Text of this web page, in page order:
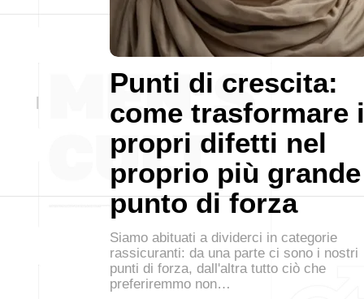
Punti di crescita:
come trasformare i
propri difetti nel
proprio più grande
punto di forza
Siamo abituati a dividerci in categorie
rassicuranti: da una parte ci sono i nostri
punti di forza, dall'altra tutto ciò che
preferiremmo non…